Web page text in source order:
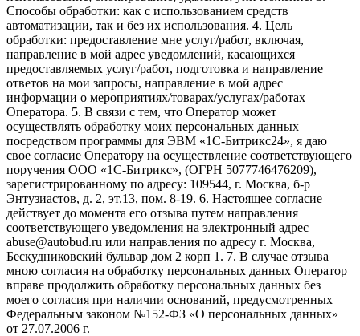
Способы обработки: как с использованием средств
автоматизации, так и без их использования. 4. Цель
обработки: предоставление мне услуг/работ, включая,
направление в мой адрес уведомлений, касающихся
предоставляемых услуг/работ, подготовка и направление
ответов на мои запросы, направление в мой адрес
информации о мероприятиях/товарах/услугах/работах
Оператора. 5. В связи с тем, что Оператор может
осуществлять обработку моих персональных данных
посредством программы для ЭВМ «1С-Битрикс24», я даю
свое согласие Оператору на осуществление соответствующего
поручения ООО «1С-Битрикс», (ОГРН 5077746476209),
зарегистрированному по адресу: 109544, г. Москва, б-р
Энтузиастов, д. 2, эт.13, пом. 8-19. 6. Настоящее согласие
действует до момента его отзыва путем направления
соответствующего уведомления на электронный адрес
abuse@autobud.ru или направления по адресу г. Москва,
Бескудниковский бульвар дом 2 корп 1. 7. В случае отзыва
мною согласия на обработку персональных данных Оператор
вправе продолжить обработку персональных данных без
моего согласия при наличии оснований, предусмотренных
Федеральным законом №152-ФЗ «О персональных данных»
от 27.07.2006 г.